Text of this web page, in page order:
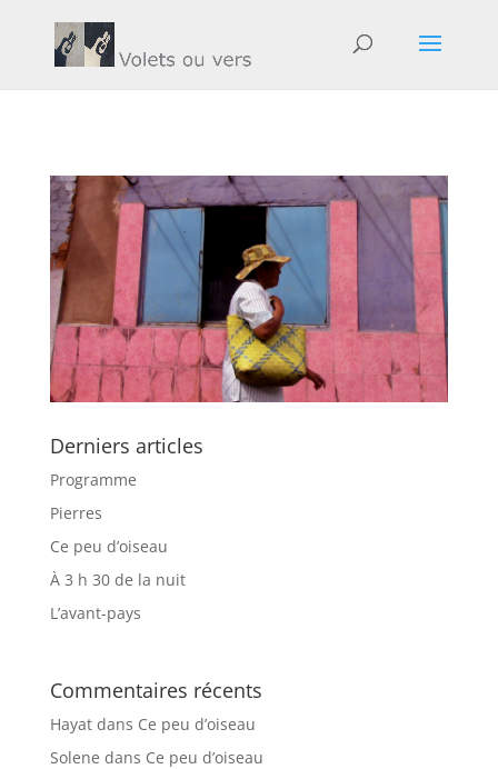
Derniers articles
Programme
Pierres
Ce peu d’oiseau
À 3 h 30 de la nuit
L’avant-pays
Commentaires récents
Hayatdans Ce peu d’oiseau
Solene dans Ce peu d’oiseau